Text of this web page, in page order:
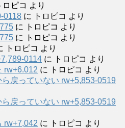
ロピコ より
0118 に トロピコ より
に トロピコ より
に トロピコ より
トロピコ より
0114 に トロピコ より
rw+6.012 に トロピコ より
戻っていない rw+5,853-0519
戻っていない rw+5,853-0519
rw+7,042 に トロピコ より